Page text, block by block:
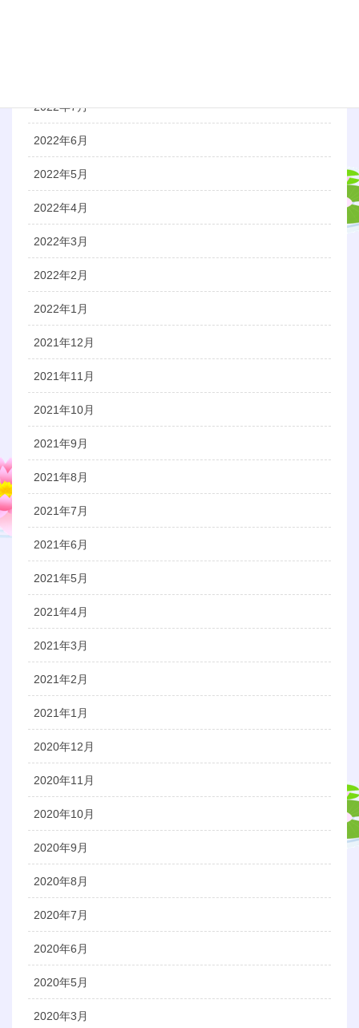
2022年7月
2022年6月
2022年5月
2022年4月
2022年3月
2022年2月
2022年1月
2021年12月
2021年11月
2021年10月
2021年9月
2021年8月
2021年7月
2021年6月
2021年5月
2021年4月
2021年3月
2021年2月
2021年1月
2020年12月
2020年11月
2020年10月
2020年9月
2020年8月
2020年7月
2020年6月
2020年5月
2020年3月